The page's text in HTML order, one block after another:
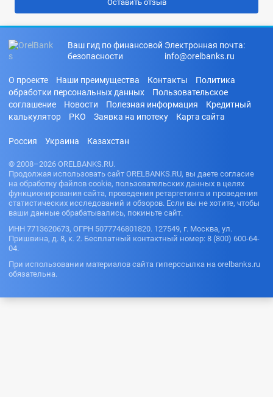
Ваш гид по финансовой
безопасности
Электронная почта:
info@orelbanks.ru
О проекте Наши преимущества Контакты
Политика
обработки персональных данных
Пользовательское
соглашение
Новости Полезная информация
Кредитный
калькулятор
РКО Заявка на ипотеку Карта сайта
Россия Украина Казахстан
© 2008–2026 ORELBANKS.RU.
Продолжая использовать сайт ORELBANKS.RU, вы даете согласие
на обработку файлов cookie, пользовательских данных в целях
функционирования сайта, проведения ретаргетинга и проведения
статистических исследований и обзоров. Если вы не хотите, чтобы
ваши данные обрабатывались, покиньте сайт.
ИНН 7713620673, ОГРН 5077746801820. 127549, г. Москва, ул.
Пришвина, д. 8, к. 2. Бесплатный контактный номер: 8 (800) 600-64-
04.
При использовании материалов сайта гиперссылка на orelbanks.ru
обязательна.